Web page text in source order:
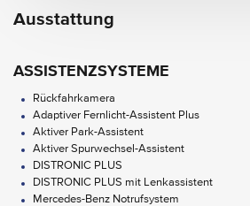
Ausstattung
ASSISTENZSYSTEME
Rückfahrkamera
Adaptiver Fernlicht-Assistent Plus
Aktiver Park-Assistent
Aktiver Spurwechsel-Assistent
DISTRONIC PLUS
DISTRONIC PLUS mit Lenkassistent
Mercedes-Benz Notrufsystem